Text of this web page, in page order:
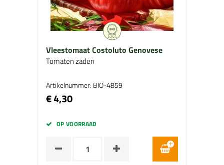
Vleestomaat Costoluto Genovese
Tomaten zaden
Artikelnummer: BIO-4859
€ 4,30
OP VOORRAAD